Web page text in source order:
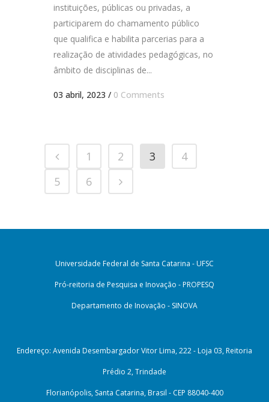
instituições, públicas ou privadas, a
participarem do chamamento público
que qualifica e habilita parcerias para a
realização de atividades pedagógicas, no
âmbito de disciplinas de...
03 abril, 2023 / 0 Comments
1 2 3
4
5
6
Universidade Federal de Santa Catarina - UFSC
Pró-reitoria de Pesquisa e Inovação - PROPESQ
Departamento de Inovação - SINOVA
Endereço: Avenida Desembargador Vitor Lima, 222 - Loja 03, Reitoria
Prédio 2, Trindade
Florianópolis, Santa Catarina, Brasil - CEP 88040-400